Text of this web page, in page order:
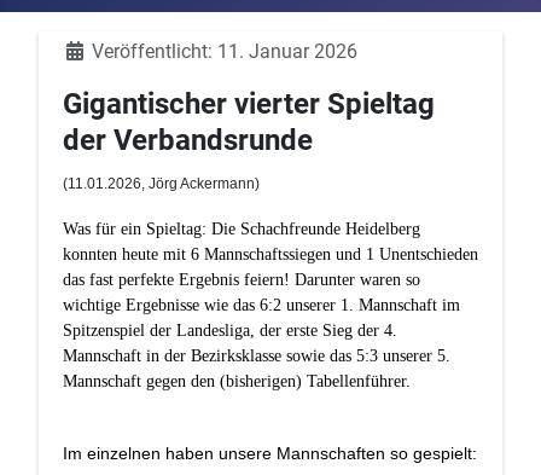
DetailsVeröffentlicht: 11. Januar 2026
Gigantischer vierter Spieltag
der Verbandsrunde
(11 .01.2026, Jörg Ackermann)
Was für ein Spieltag: Die Schachfreunde Heidelberg
konnten heute mit 6 Mannschaftssiegen und 1 Unentschieden
das fast perfekte Ergebnis feiern! Darunter waren so
wichtige Ergebnisse wie das 6:2 unserer 1. Mannschaft im
Spitzenspiel der Landesliga, der erste Sieg der 4.
Mannschaft in der Bezirksklasse sowie das 5:3 unserer 5.
Mannschaft gegen den (bisherigen) Tabellenführer.
Im einzelnen haben unsere Mannschaften so gespielt: